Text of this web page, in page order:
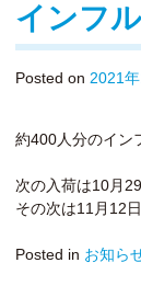
インフ
Posted on 2021
約400人分のイン
次の入荷は10月
その次は11月12
Posted in お知ら